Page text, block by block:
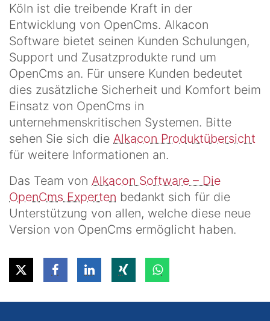
Köln ist die treibende Kraft in der
Entwicklung von OpenCms. Alkacon
Software bietet seinen Kunden Schulungen,
Support und Zusatzprodukte rund um
OpenCms an. Für unsere Kunden bedeutet
dies zusätzliche Sicherheit und Komfort beim
Einsatz von OpenCms in
unternehmenskritischen Systemen. Bitte
sehen Sie sich die Alkacon Produktübersicht
für weitere Informationen an.
Das Team von Alkacon Software – Die
OpenCms Experten bedankt sich für die
Unterstützung von allen, welche diese neue
Version von OpenCms ermöglicht haben.